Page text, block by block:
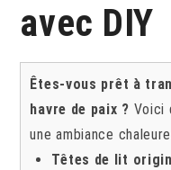
avec DIY
Êtes-vous prêt à
havre de paix ? Voici
une ambiance
Têtes de lit